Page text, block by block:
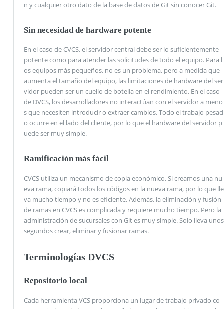
n y cualquier otro dato de la base de datos de Git sin conocer Git.
Sin necesidad de hardware potente
En el caso de CVCS, el servidor central debe ser lo suficientemente
potente como para atender las solicitudes de todo el equipo. Para l
os equipos más pequeños, no es un problema, pero a medida que
aumenta el tamaño del equipo, las limitaciones de hardware del ser
vidor pueden ser un cuello de botella en el rendimiento. En el caso
de DVCS, los desarrolladores no interactúan con el servidor a meno
s que necesiten introducir o extraer cambios. Todo el trabajo pesad
o ocurre en el lado del cliente, por lo que el hardware del servidor p
uede ser muy simple.
Ramificación más fácil
CVCS utiliza un mecanismo de copia económico. Si creamos una nu
eva rama, copiará todos los códigos en la nueva rama, por lo que lle
va mucho tiempo y no es eficiente. Además, la eliminación y fusión
de ramas en CVCS es complicada y requiere mucho tiempo. Pero la
administración de sucursales con Git es muy simple. Solo lleva unos
segundos crear, eliminar y fusionar ramas.
Terminologías DVCS
Repositorio local
Cada herramienta VCS proporciona un lugar de trabajo privado co